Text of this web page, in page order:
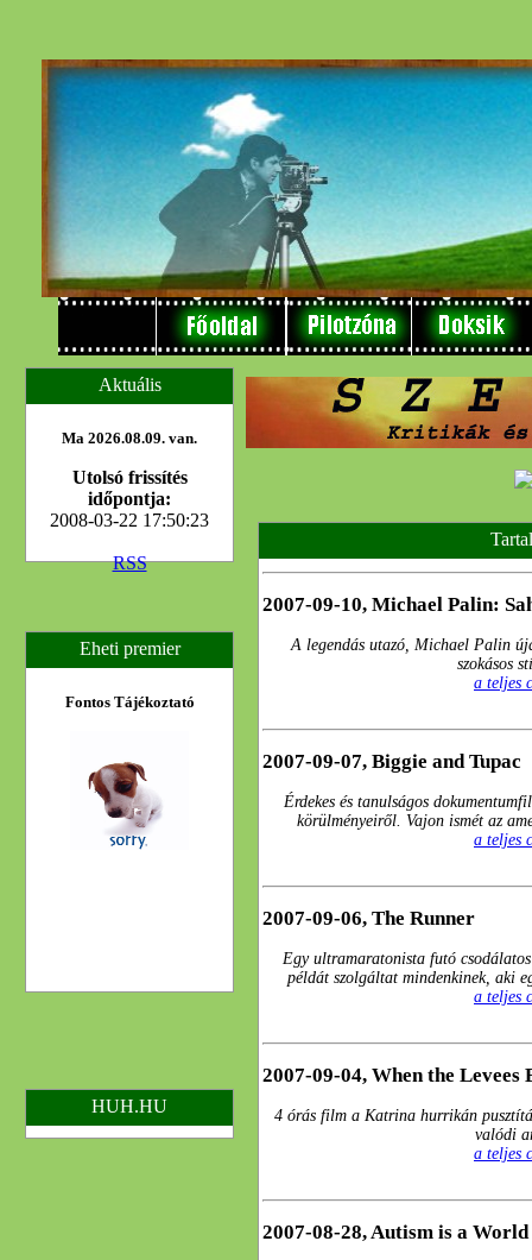
Aktuális
Ma 2026.08.09. van.
Utolsó frissítés
időpontja:
2008-03-22 17:50:23
RSS
2007-09-10, Michael Palin:
A legendás utazó, Michael Palin
szokásos
a teljes
2007-09-07, Biggie and Tupac
Érdekes és tanulságos
körülményeiről. Vajon ismét az
a teljes
2007-09-06, The Runner
Egy ultramaratonista futó
példát szolgáltat mindenkinek, aki
a teljes
2007-09-04, When the Levees
4 órás film a Katrina hurrikán
valódi
a teljes
2007-08-28, Autism is a World
Eheti premier
Fontos Tájékoztató
HUH.HU